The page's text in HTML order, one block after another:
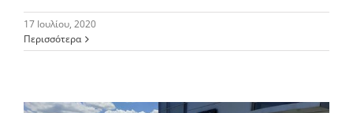
17 Ιουλίου, 2020
Περισσότερα